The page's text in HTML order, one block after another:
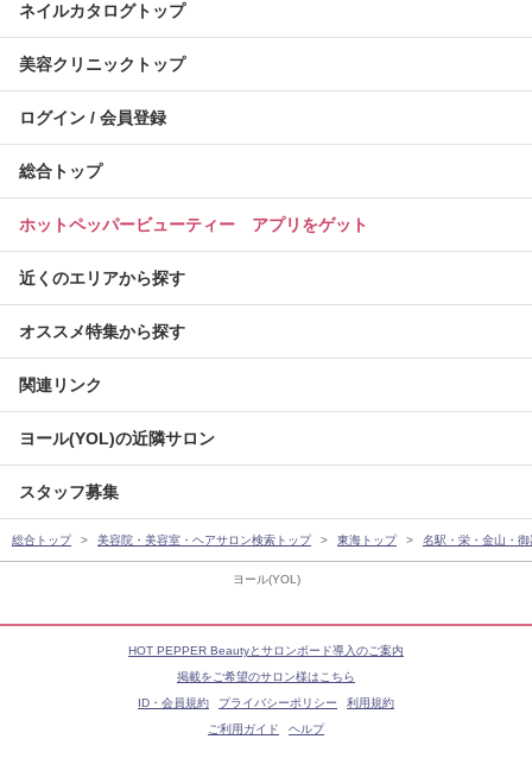
ヨール(YOL)
ネイルカタログトップ
美容クリニックトップ
ログイン / 会員登録
総合トップ
ホットペッパービューティー アプリをゲット
近くのエリアから探す
オススメ特集から探す
関連リンク
ヨール(YOL)の近隣サロン
スタッフ募集
総合トップ 美容院・美容室・ヘアサロン検索トップ 東海トップ 名駅・栄・金山・
HOT PEPPER Beautyとサロンボード導入のご案内
掲載をご希望のサロン様はこちら
ID・会員規約
プライバシーポリシー
利用規約
ご利用ガイド
ヘルプ